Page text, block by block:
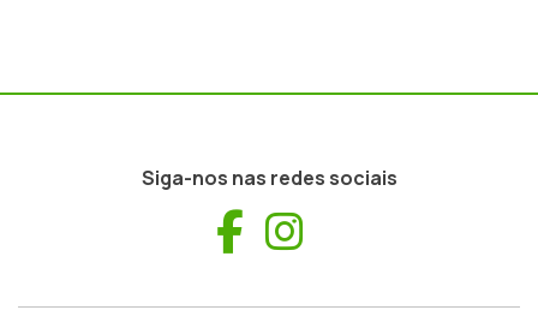
Siga-nos nas redes sociais
Facebook